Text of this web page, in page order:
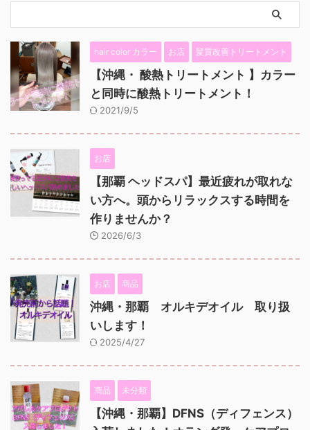
hair color カラー お店 髪質改善トリートメント
【沖縄・ 酸熱トリートメント 】カラー
と同時に酸熱トリートメント！
2021/9/5
お店
【那覇 ヘッドスパ】最近疲れが取れな
い方へ。頭からリラックスする時間を
作りませんか？
2026/6/3
お店 商品
沖縄・那覇 オルキデオイル 取り扱
いします！
2025/4/27
商品 未分類
【沖縄・那覇】DFNS（ディフェンス）